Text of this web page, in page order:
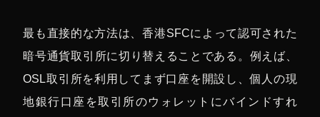
最も直接的な方法は、香港SFCによって認可された
暗号通貨取引所に切り替えることである。例えば、
OSL取引所を利用してまず口座を開設し、個人の現
地銀行口座を取引所のウォレットにバインドすれ